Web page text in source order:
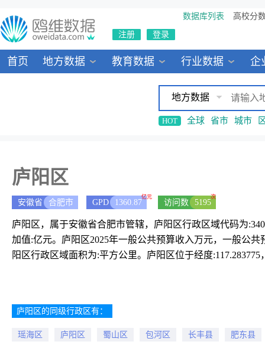
数据库列表 高校分
注册 登录
首页 地方数据 教育数据 行业数据 企
地方数据
HOT 全球 省市 城市
庐阳区
安徽省 合肥市 GPD 1360.87
亿元
访问数 5195
次
庐阳区，属于安徽省合肥市管辖，庐阳区行政区域代码为
加值:亿元。庐阳区2025年一般公共预算收入万元，一般公
阳区行政区域面积为:平方公里。庐阳区位于经度:117.283775
庐阳区的同级行政区有：
瑶海区 庐阳区 蜀山区 包河区 长丰县 肥东县